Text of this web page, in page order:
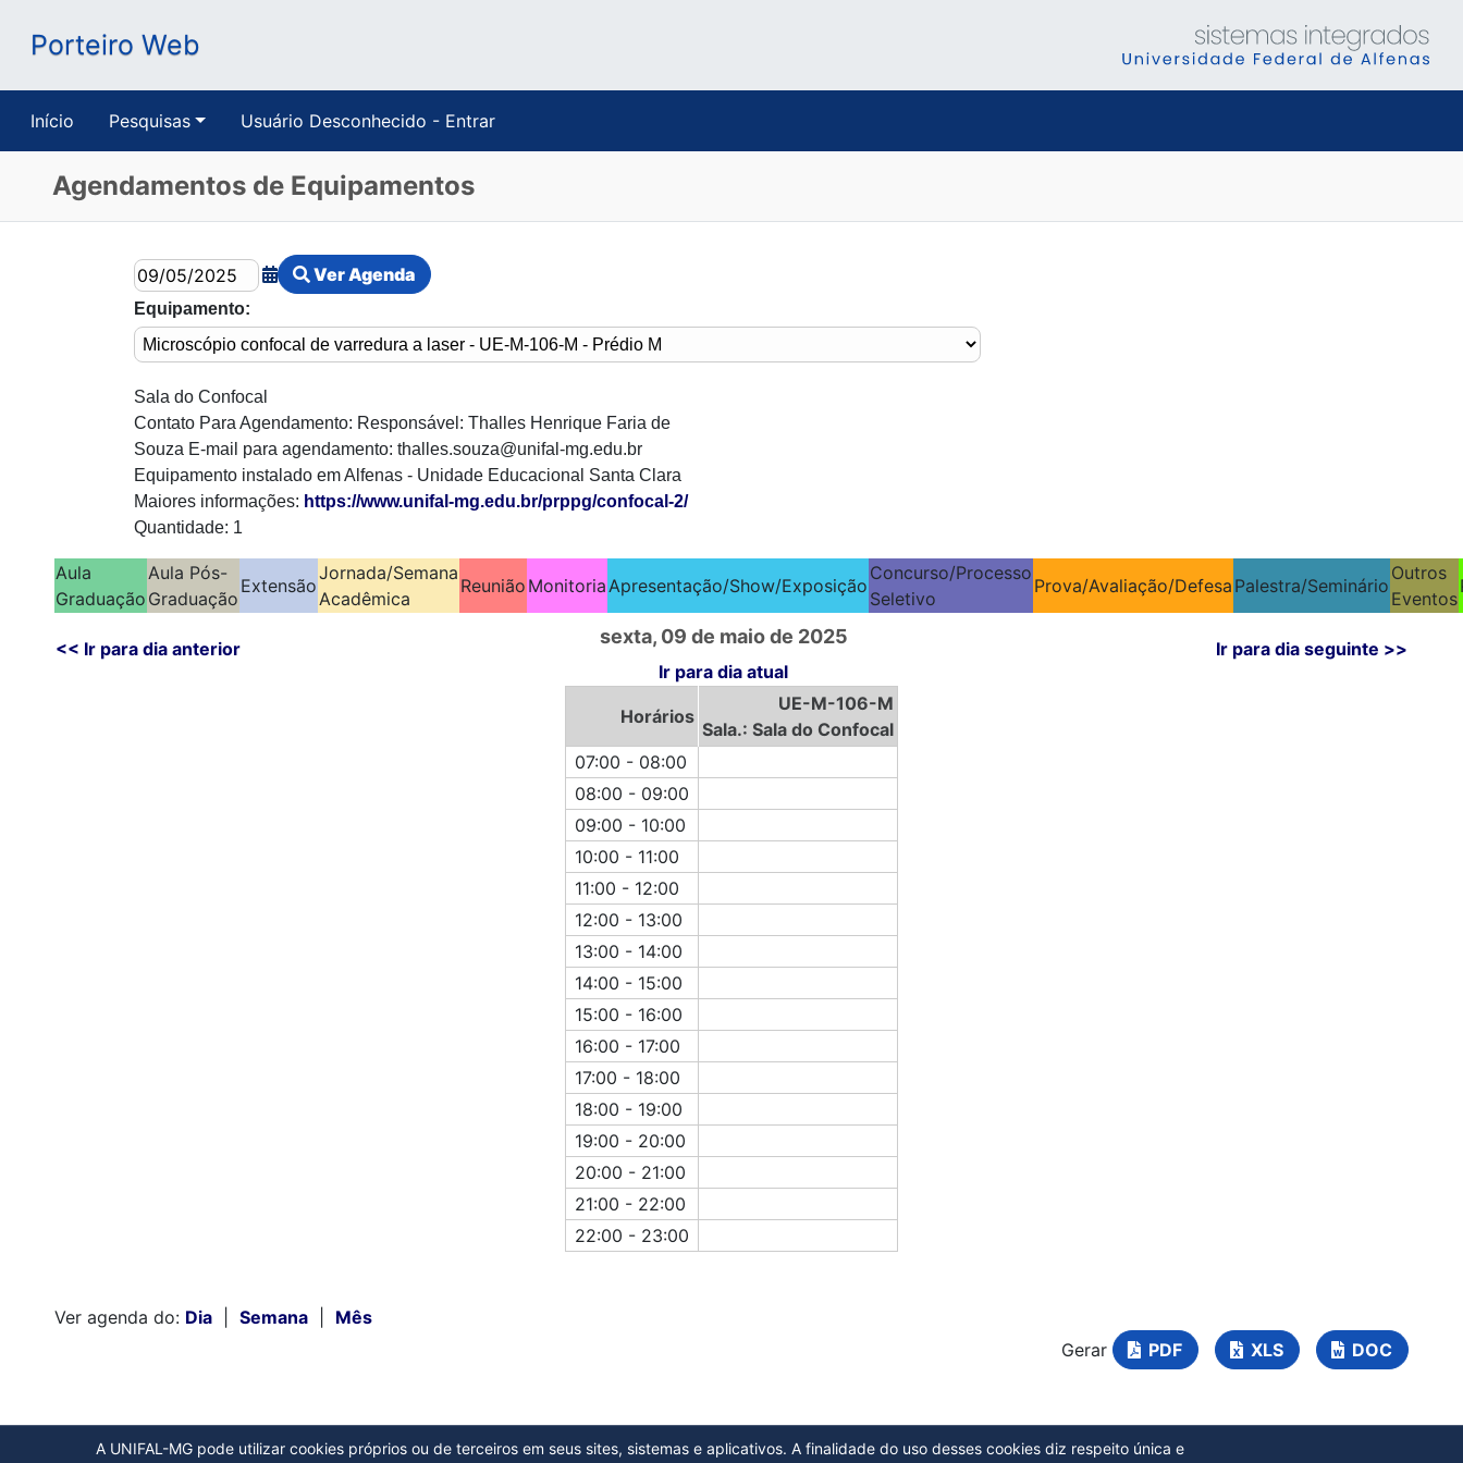
Porteiro Web
Início Pesquisas Usuário Desconhecido - Entrar
Agendamentos de Equipamentos
Ver Agenda
Equipamento:
Sala do Confocal
Contato Para Agendamento: Responsável: Thalles Henrique Faria de
Souza E-mail para agendamento: thalles.souza@unifal-mg.edu.br
Equipamento instalado em Alfenas - Unidade Educacional Santa Clara
Maiores informações: https://www.unifal-mg.edu.br/prppg/confocal-2/
Quantidade: 1
Aula
Graduação
Aula Pós-
Graduação
Extensão
Jornada/Semana
Acadêmica
Reunião MonitoriaApresentação/Show/Exposição
Concurso/Processo
Seletivo
Prova/Avaliação/Defesa Palestra/Seminário
Outros
Eventos
<< Ir para dia anterior
sexta, 09 de maio de 2025
Ir para dia atual
Ir para dia seguinte >>
Horários
UE-M-106-M
Sala.: Sala do Confocal
07:00 - 08:00
08:00 - 09:00
09:00 - 10:00
10:00 - 11:00
11:00 - 12:00
12:00 - 13:00
13:00 - 14:00
14:00 - 15:00
15:00 - 16:00
16:00 - 17:00
17:00 - 18:00
18:00 - 19:00
19:00 - 20:00
20:00 - 21:00
21:00 - 22:00
22:00 - 23:00
Ver agenda do: Dia Semana
Mês
Gerar
PDF XLS DOC
A UNIFAL-MG pode utilizar cookies próprios ou de terceiros em seus sites, sistemas e aplicativos. A finalidade do uso desses cookies diz respeito única e